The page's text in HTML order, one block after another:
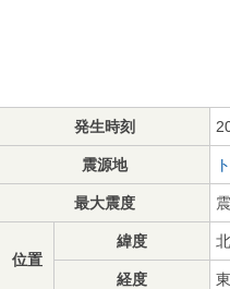
発生時刻
震源地
最大震度
位置
緯度
経度